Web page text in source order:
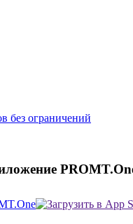
без ограничений